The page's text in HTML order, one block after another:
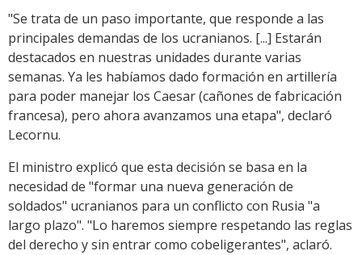
"Se trata de un paso importante, que responde a las
principales demandas de los ucranianos. [...] Estarán
destacados en nuestras unidades durante varias
semanas. Ya les habíamos dado formación en artillería
para poder manejar los Caesar (cañones de fabricación
francesa), pero ahora avanzamos una etapa", declaró
Lecornu.
El ministro explicó que esta decisión se basa en la
necesidad de "formar una nueva generación de
soldados" ucranianos para un conflicto con Rusia "a
largo plazo". "Lo haremos siempre respetando las reglas
del derecho y sin entrar como cobeligerantes", aclaró.